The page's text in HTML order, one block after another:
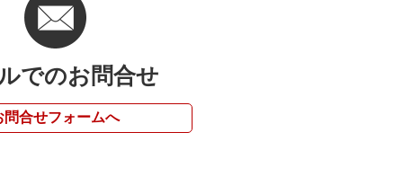
でのお問合せ
問合せフォームへ